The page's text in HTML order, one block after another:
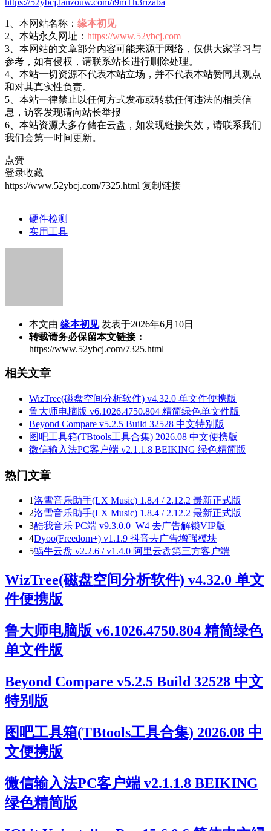
1、本网站名称： 缘本初见
2、本站永久网址： https://www.52ybcj.com
3、本网站的文章部分内容可能来源于网络，仅供大家学习与
参考，如有侵权，请联系站长进行删除处理。
4、本站一切资源不代表本站立场，并不代表本站赞同其观点
和对其真实性负责。
5、本站一律禁止以任何方式发布或转载任何违法的相关信
息，访客发现请向站长举报
6、本站资源大多存储在云盘，如发现链接失效，请联系我们
我们会第一时间更新。
点赞
登录收藏
https://www.52ybcj.com/7325.html 复制链接
硬件检测
实用工具
本文由 缘本初见 发表于2026年6月10日
转载请务必保留本文链接：
https://www.52ybcj.com/7325.html
相关文章
WizTree(磁盘空间分析软件) v4.32.0 单文件便携版
鲁大师电脑版 v6.1026.4750.804 精简绿色单文件版
Beyond Compare v5.2.5 Build 32528 中文特别版
图吧工具箱(TBtools工具合集) 2026.08 中文便携版
微信输入法PC客户端 v2.1.1.8 BEIKING 绿色精简版
热门文章
1洛雪音乐助手(LX Music) 1.8.4 / 2.12.2 最新正式版
2洛雪音乐助手(LX Music) 1.8.4 / 2.12.2 最新正式版
3酷我音乐 PC端 v9.3.0.0_W4 去广告解锁VIP版
4Dyoo(Freedom+) v1.1.9 抖音去广告增强模块
5蜗牛云盘 v2.2.6 / v1.4.0 阿里云盘第三方客户端
WizTree(磁盘空间分析软件) v4.32.0 单文
件便携版
鲁大师电脑版 v6.1026.4750.804 精简绿色
单文件版
Beyond Compare v5.2.5 Build 32528 中文
特别版
图吧工具箱(TBtools工具合集) 2026.08 中
文便携版
微信输入法PC客户端 v2.1.1.8 BEIKING
绿色精简版